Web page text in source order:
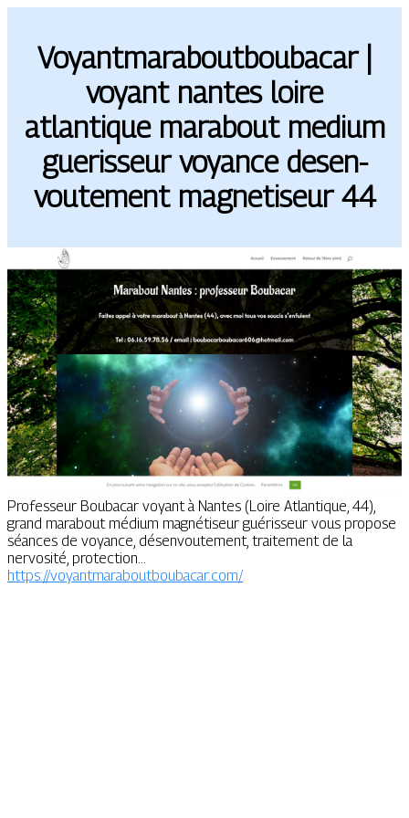
Voyantmaraboutboubacar |
voyant nantes loire
atlantique marabout medium
guerisseur voyance desen­
voute­ment magnetiseur 44
Professeur Boubacar voyant à Nantes (Loire Atlantique, 44),
grand marabout médium magnétiseur guérisseur vous propose
séances de voyance, désenvoutement, traitement de la
nervosité, protection...
https://voyantmaraboutboubacar.com/